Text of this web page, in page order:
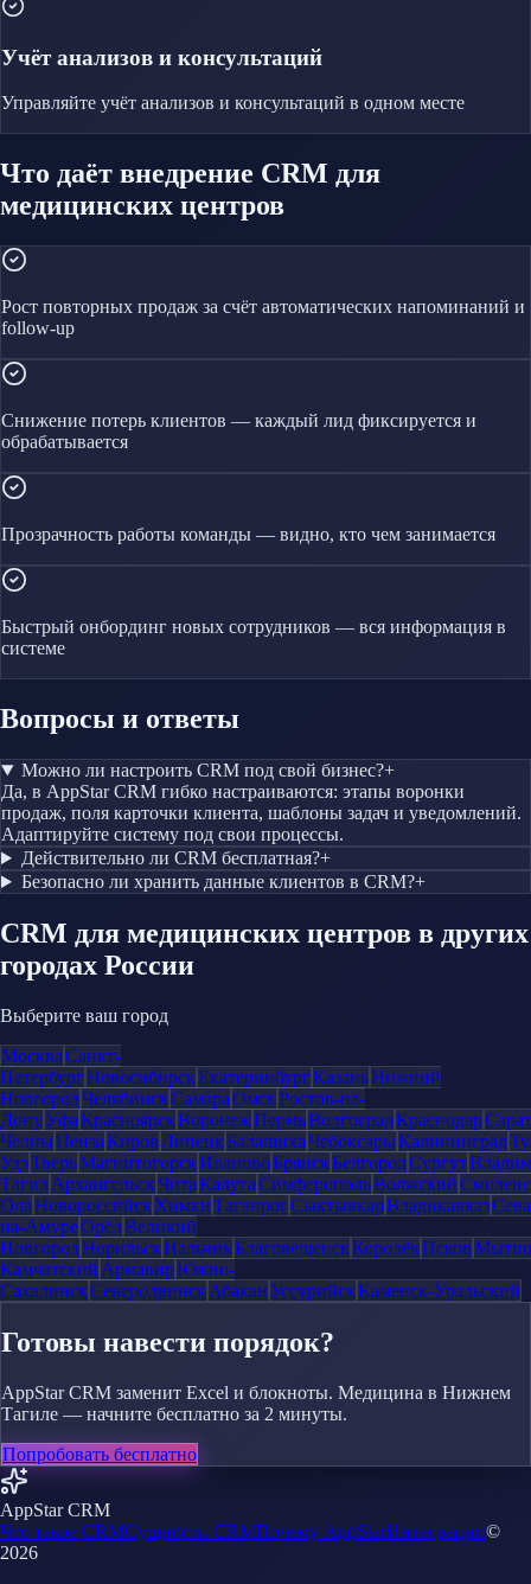
Учёт анализов и консультаций
Управляйте учёт анализов и консультаций в одном месте
Что даёт внедрение CRM для
медицинских центров
Рост повторных продаж за счёт автоматических напоминаний и
follow-up
Снижение потерь клиентов — каждый лид фиксируется и
обрабатывается
Прозрачность работы команды — видно, кто чем занимается
Быстрый онбординг новых сотрудников — вся информация в
системе
Вопросы и ответы
Можно ли настроить CRM под свой бизнес?+
Да, в AppStar CRM гибко настраиваются: этапы воронки
продаж, поля карточки клиента, шаблоны задач и уведомлений.
Адаптируйте систему под свои процессы.
Действительно ли CRM бесплатная?+
Безопасно ли хранить данные клиентов в CRM?+
CRM для медицинских центров в других
городах России
Выберите ваш город
МоскваСанкт-
ПетербургНовосибирскЕкатеринбургКазаньНижний
НовгородЧелябинскСамараОмскРостов-на-
ДонуУфаКрасноярскВоронежПермьВолгоградКраснодар
ЧелныПензаКировЛипецкБалашихаЧебоксарыКалининград
УдэТверьМагнитогорскИвановоБрянскБелгородСургут
ТагилАрхангельскЧитаКалугаСимферопольВолжский
ОлаНовороссийскХимкиТаганрогСыктывкарВладикавказ
на-АмуреОрёлВеликий
НовгородНорильскНальчикБлаговещенскКоролёвПсков
Камчатский АрмавирЮжно-
СахалинскСеверодвинскАбаканУссурийскКаменск-Уральский
Готовы навести порядок?
AppStar CRM заменит Excel и блокноты. Медицина в Нижнем
Тагиле — начните бесплатно за 2 минуты.
Попробовать бесплатно
AppStar CRM
Что такое CRMСущности CRMПочему AppStarИнтеграции©
2026